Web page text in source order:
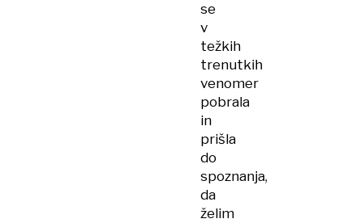
se
v
težkih
trenutkih
venomer
pobrala
in
prišla
do
spoznanja,
da
želim